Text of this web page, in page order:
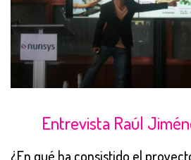
Entrevista Raúl
¿En qué ha consistido el